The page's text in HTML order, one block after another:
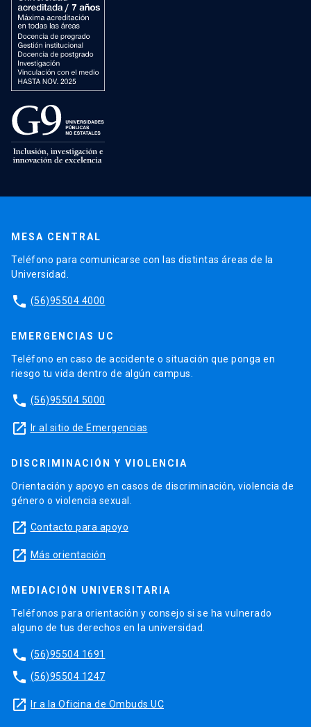
MESA CENTRAL
Teléfono para comunicarse con las distintas áreas de la
Universidad.
phone (56)95504 4000
EMERGENCIAS UC
Teléfono en caso de accidente o situación que ponga en
riesgo tu vida dentro de algún campus.
phone (56)95504 5000
launch Ir al sitio de Emergencias
DISCRIMINACIÓN Y VIOLENCIA
Orientación y apoyo en casos de discriminación, violencia de
género o violencia sexual.
launch Contacto para apoyo
launch Más orientación
MEDIACIÓN UNIVERSITARIA
Teléfonos para orientación y consejo si se ha vulnerado
alguno de tus derechos en la universidad.
phone (56)95504 1691
phone (56)95504 1247
launch Ir a la Oficina de Ombuds UC